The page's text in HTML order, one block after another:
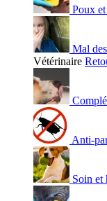
Poux
Mal
Vétérinaire
Anti-
Soin et